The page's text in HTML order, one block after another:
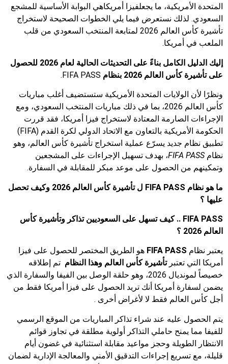
المتحدة الأمريكية، ما يجعلفيزا أمريكاهي البوابة الأساسية للمشجع
السعودي. لذلك نستعرض فيما يلي الخطوات الصحيحة لاستخراج
تأشيرة كأس العالم 2026 لمتابعة المنتخب السعودي من قلب
الملعب في أمريكا.
إليك الدليل الكامل بناءً على التحديثات الحالية لعام 2026 للحصول
علىتأشيرة كأس العالم 2026 بنظام FIFA PASS.
ونظرًا لأن الولايات المتحدة الأمريكية ستستضيف أغلب مباريات
كأس العالم 2026، بما في ذلك مباريات المنتخب السعودي، ومع
الإجراءات الصارمة المعتادة لاستخراج فيزا أمريكا، فقد قررت
الحكومة الأمريكية بالتعاون مع الاتحاد الدولي لكرة القدم (FIFA)
تطبيق نظام جديد يسرّع عملية استخراج تأشيرة كأس العالم، وهو
نظامFIFA PASS، بهدف تسهيل الإجراءات على المشجعين
وتمكينهم من الحصول على موعد مبكر للمقابلة في السفارة.
ما هو نظام FIFA PASS ل تأشيرة كأس العالم 2026 وكيف تحصل
عليها ؟
FIFA PASS .. كيف تسهل على السعوديين تذاكر و
تأشيرة كأس
العالم
يعتبر نظام FIFA PASS هو الطريق المختصر للحصول على فيزا
أمريكا التي تعتبرتأشيرة كأس العالم وهذا النظام تم إطلاقه
خصيصاً لمونديال 2026، وهو حلقة الوصل بين الفيفا والسفارة الذي
يضمن لسفارة أمريكا أنك تريد الحصول على فيزا أمريكا فقط من
أجل كأس العالم فقط لا لأغراض أخرى .
يتم الحصول عليه عند شراء تذاكر المباريات من الموقع الرسمي
للفيفا مما يمنح حاملي التذاكر أولوية مطلقة في تجاوز قوائم
الانتظار الطويلة وحجز مواعيد مقابلة استثنائية في غضون أيام
قليلة، مع تسريع إجراءات التدقيق الأمني والمعالجة الإدارية لضمان